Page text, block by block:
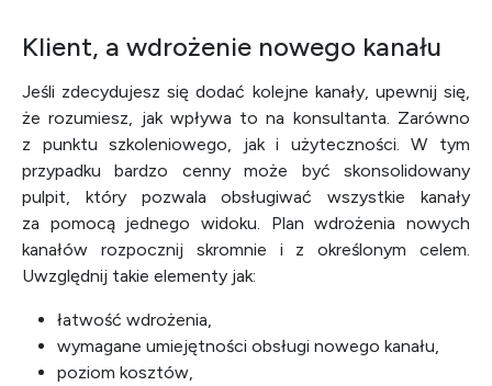
Klient, a wdrożenie nowego kanału
Jeśli zdecydujesz się dodać kolejne kanały, upewnij się,
że rozumiesz, jak wpływa to na konsultanta. Zarówno
z punktu szkoleniowego, jak i użyteczności. W tym
przypadku bardzo cenny może być skonsolidowany
pulpit, który pozwala obsługiwać wszystkie kanały
za pomocą jednego widoku. Plan wdrożenia nowych
kanałów rozpocznij skromnie i z określonym celem.
Uwzględnij takie elementy jak:
łatwość wdrożenia,
wymagane umiejętności obsługi nowego kanału,
poziom kosztów,